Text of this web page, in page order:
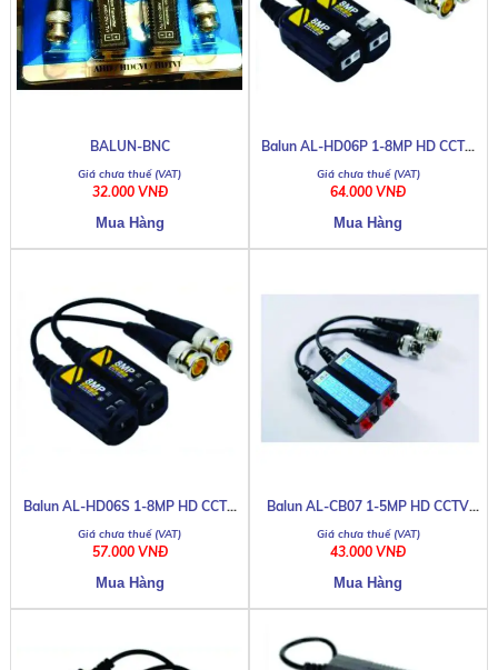
BALUN-BNC
32.000 VNĐ
Balun AL-HD06P 1-8MP HD CCTV
Camera
64.000 VNĐ
Balun AL-HD06S 1-8MP HD CCTV
Camera
57.000 VNĐ
Balun AL-CB07 1-5MP HD CCTV
Camera
43.000 VNĐ